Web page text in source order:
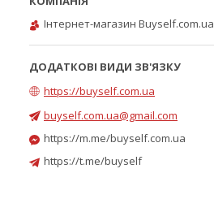
Інтернет-магазин Buyself.com.ua
https://buyself.com.ua
buyself.com.ua@gmail.com
https://m.me/buyself.com.ua
https://t.me/buyself